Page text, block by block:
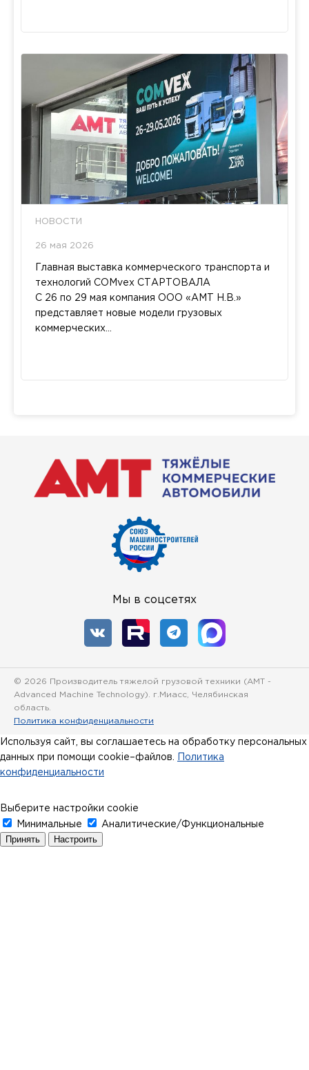
НОВОСТИ
26 мая 2026
Главная выставка коммерческого транспорта и
технологий COMvex СТАРТОВАЛА
С 26 по 29 мая компания ООО «АМТ Н.В.»
представляет новые модели грузовых
коммерческих...
Мы в соцсетях
© 2026 Производитель тяжелой грузовой техники (AMT -
Advanced Machine Technology). г.Миасс, Челябинская
область.
Политика конфиденциальности
Используя сайт, вы соглашаетесь на обработку персональных
данных при помощи cookie–файлов.
Политика
конфиденциальности
Выберите настройки cookie
Минимальные
Аналитические/Функциональные
Принять Настроить